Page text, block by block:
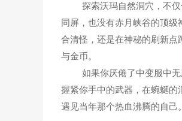
探索沃玛自然洞穴，不仅
同屏，也没有赤月峡谷的顶
合清怪，还是在神秘的刷新
与金币。
如果你厌倦了中变服中无
握紧你手中的武器，在蜿蜒的
遇见当年那个热血沸腾的自己。